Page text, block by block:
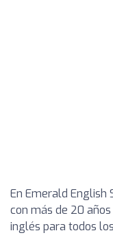
En Emerald English
con más de 20
inglés para todos